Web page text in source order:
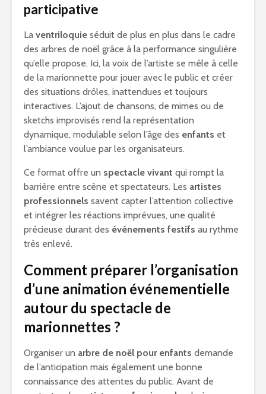
participative
La ventriloquie séduit de plus en plus dans le cadre
des arbres de noël grâce à la performance singulière
qu’elle propose. Ici, la voix de l’artiste se mêle à celle
de la marionnette pour jouer avec le public et créer
des situations drôles, inattendues et toujours
interactives. L’ajout de chansons, de mimes ou de
sketchs improvisés rend la représentation
dynamique, modulable selon l’âge des enfants et
l’ambiance voulue par les organisateurs.
Ce format offre un spectacle vivant qui rompt la
barrière entre scène et spectateurs. Les artistes
professionnels savent capter l’attention collective
et intégrer les réactions imprévues, une qualité
précieuse durant des événements festifs au rythme
très enlevé.
Comment préparer l’organisation
d’une animation événementielle
autour du spectacle de
marionnettes ?
Organiser un arbre de noël pour enfants demande
de l’anticipation mais également une bonne
connaissance des attentes du public. Avant de